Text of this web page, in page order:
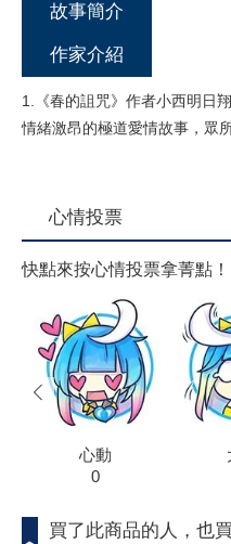
故事簡介
作家介紹
1.《春的詛咒》作者小西明日
情緒激昂的極道愛情故事，眾
心情投票
快點來按心情投票拿菁點！
心動
0
prev
買了此商品的人，也